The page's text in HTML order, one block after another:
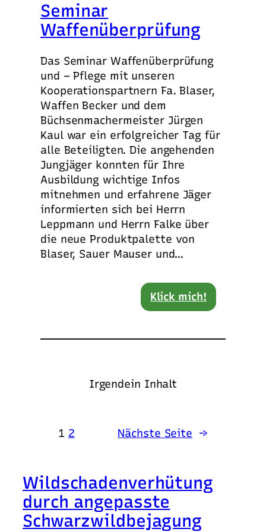
Seminar
Waffenüberprüfung
Das Seminar Waffenüberprüfung
und – Pflege mit unseren
Kooperationspartnern Fa. Blaser,
Waffen Becker und dem
Büchsenmachermeister Jürgen
Kaul war ein erfolgreicher Tag für
alle Beteiligten. Die angehenden
Jungjäger konnten für Ihre
Ausbildung wichtige Infos
mitnehmen und erfahrene Jäger
informierten sich bei Herrn
Leppmann und Herrn Falke über
die neue Produktpalette von
Blaser, Sauer Mauser und…
Klick mich!
Irgendein Inhalt
1 2 Nächste Seite →
Wildschadenverhütung
durch angepasste
Schwarzwildbejagung